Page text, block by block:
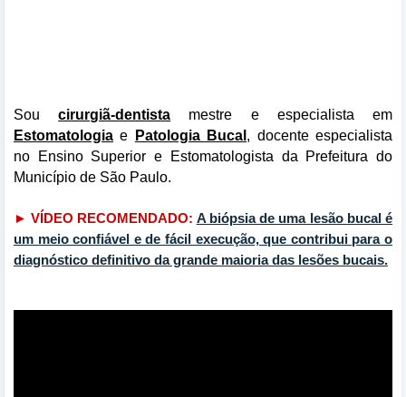
Soucirurgiã-dentista mestre e especialista em
Estomatologia e Patologia Bucal , docente especialista
no Ensino Superior e Estomatologista da Prefeitura do
Município de São Paulo.
► VÍDEO RECOMENDADO: A biópsia de uma lesão bucal é
um meio confiável e de fácil execução, que contribui para o
diagnóstico definitivo da grande maioria das lesões bucais.